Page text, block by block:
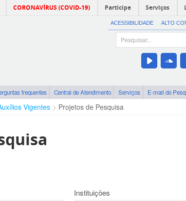
CORONAVÍRUS (COVID-19) Participe Serviços
ACESSIBILIDADE ALTO
frequentes Central de Atendimento Serviços E-mail do
Vigentes Projetos de Pesquisa
Instituições